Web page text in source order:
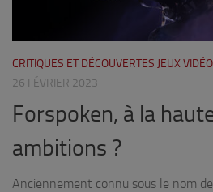
CRITIQUES ET DÉCOUVERTES JEUX VIDÉO
26 FÉVRIER 2023
Forspoken, à la
ambitions ?
Anciennement connu sous le nom